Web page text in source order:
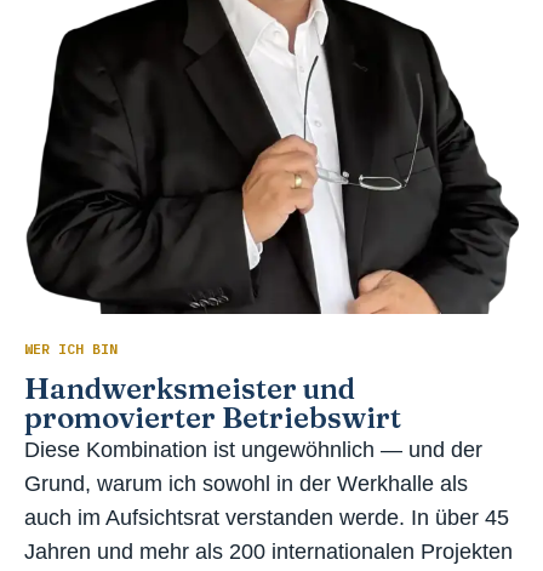
WER ICH BIN
Handwerksmeister und
promovierter Betriebswirt
Diese Kombination ist ungewöhnlich — und der
Grund, warum ich sowohl in der Werkhalle als
auch im Aufsichtsrat verstanden werde. In über 45
Jahren und mehr als 200 internationalen Projekten